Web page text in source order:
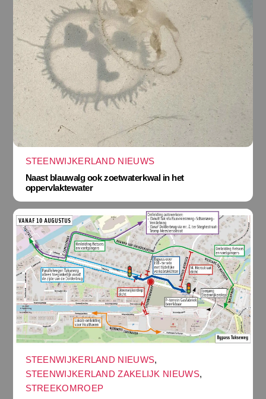
STEENWIJKERLAND NIEUWS
Naast blauwalg ook zoetwaterkwal in het
oppervlaktewater
STEENWIJKERLAND NIEUWS,
STEENWIJKERLAND ZAKELIJK NIEUWS,
STREEKOMROEP